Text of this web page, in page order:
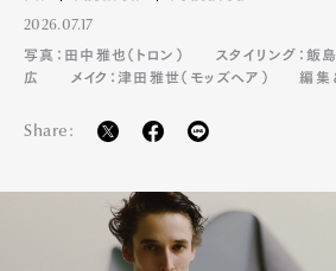
2026.07.17
写真：田中雅也（トロン）
スタイリング：飯
広
メイク：津田雅世（モッズヘア） 編集
Share: